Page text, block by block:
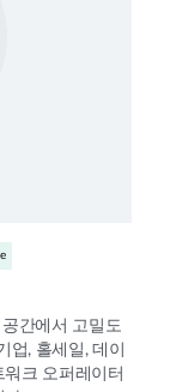
간에서 고밀도
업, 홀세일, 데이
크 오퍼레이터